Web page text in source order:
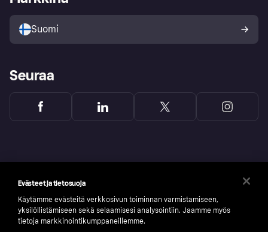
Ostajan turva
Suomi
Seuraa
Evästeet ja tietosuoja
Käytämme evästeitä verkkosivun toiminnan varmistamiseen,
yksilöllistämiseen sekä selaamisesi analysointiin. Jaamme myös
tietoja markkinointikumppaneillemme.